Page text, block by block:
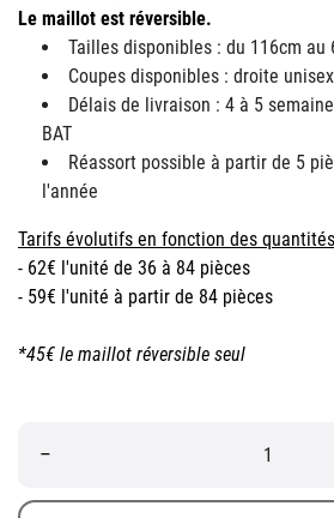
Le maillot est réversible.
Tailles disponibles : du 116cm au
Coupes disponibles : droite
Délais de livraison : 4 à 5
BAT
Réassort possible à partir de 5
l'année
Tarifs évolutifs en fonction des
- 62€ l'unité de 36 à 84 pièces
- 59€ l'unité à partir de 84 pièces
*45€ le maillot réversible seul
–